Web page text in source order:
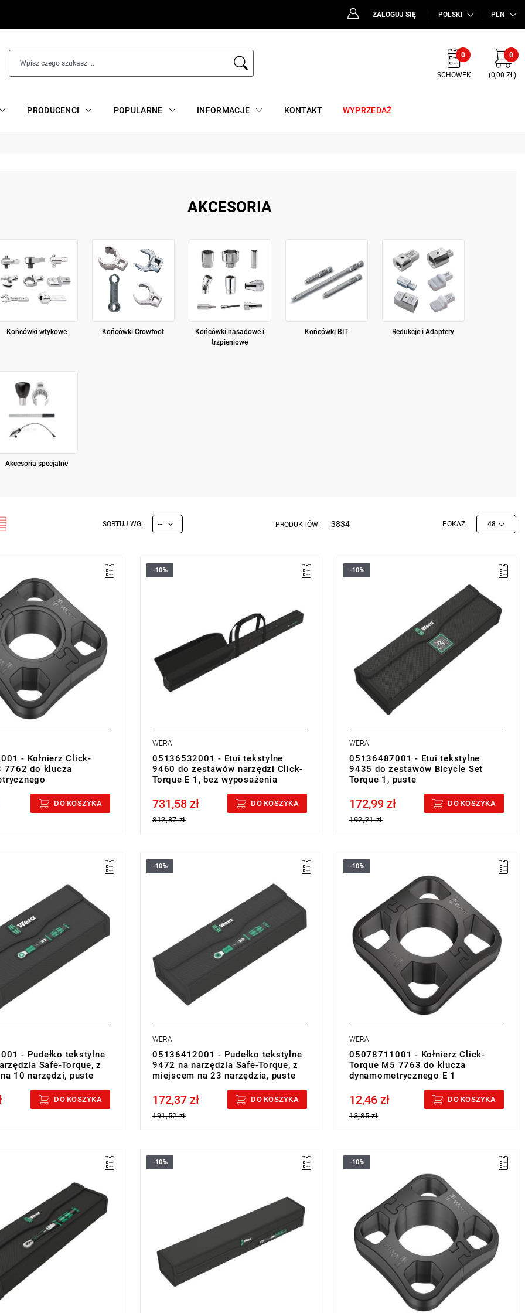
ZALOGUJ SIĘ POLSKI PLN
0
SCHOWEK
0
(0,00 ZŁ)
PRODUCENCI POPULARNE INFORMACJE KONTAKT WYPRZEDAŻ
AKCESORIA
Końcówki wtykowe Końcówki Crowfoot
Końcówki nasadowe i
trzpieniowe
Końcówki BIT Redukcje i Adaptery
Akcesoria specjalne
SORTUJ WG: -- PRODUKTÓW: 3834 POKAŻ: 48
- Kołnierz Click-
7762 do klucza
DO KOSZYKA
-10%
WERA
05136532001 - Etui tekstylne
9460 do zestawów narzędzi Click-
Torque E 1, bez wyposażenia
Price tax included
731,58 zł
812,87 zł
DO KOSZYKA
-10%
WERA
05136487001 - Etui tekstylne
9435 do zestawów Bicycle Set
Torque 1, puste
Price tax included
172,99 zł
192,21 zł
DO KOSZYKA
- Pudełko tekstylne
Safe-Torque, z
10 narzędzi, puste
DO KOSZYKA
-10%
WERA
05136412001 - Pudełko tekstylne
9472 na narzędzia Safe-Torque, z
miejscem na 23 narzędzia, puste
Price tax included
172,37 zł
191,52 zł
DO KOSZYKA
-10%
WERA
05078711001 - Kołnierz Click-
Torque M5 7763 do klucza
dynamometrycznego E 1
Price tax included
12,46 zł
13,85 zł
DO KOSZYKA
-10% -10%